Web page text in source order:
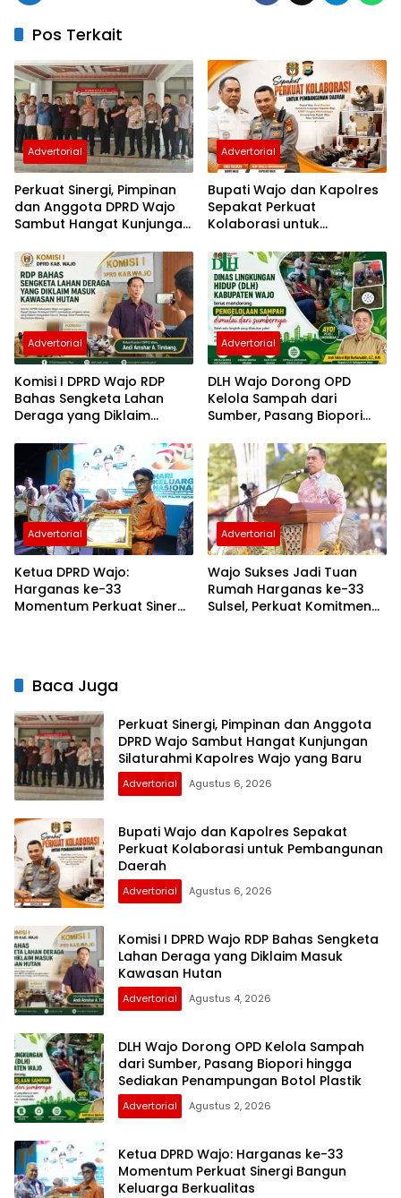
Pos Terkait
Advertorial
Perkuat Sinergi, Pimpinan
dan Anggota DPRD Wajo
Sambut Hangat Kunjungan
yang Baru
Advertorial
Bupati Wajo dan Kapolres
Sepakat Perkuat
Kolaborasi untuk
Advertorial
Komisi I DPRD Wajo RDP
Bahas Sengketa Lahan
Deraga yang Diklaim
Advertorial
DLH Wajo Dorong OPD
Kelola Sampah dari
Sumber, Pasang Biopori
Penampungan Botol
Plastik
Advertorial
Ketua DPRD Wajo:
Harganas ke-33
Momentum Perkuat Sinergi
Advertorial
Wajo Sukses Jadi Tuan
Rumah Harganas ke-33
Sulsel, Perkuat Komitmen
Baca Juga
Perkuat Sinergi, Pimpinan dan Anggota
DPRD Wajo Sambut Hangat Kunjungan
Silaturahmi Kapolres Wajo yang Baru
Advertorial Agustus 6, 2026
Bupati Wajo dan Kapolres Sepakat
Perkuat Kolaborasi untuk Pembangunan
Daerah
Advertorial Agustus 6, 2026
Komisi I DPRD Wajo RDP Bahas Sengketa
Lahan Deraga yang Diklaim Masuk
Kawasan Hutan
Advertorial Agustus 4, 2026
DLH Wajo Dorong OPD Kelola Sampah
dari Sumber, Pasang Biopori hingga
Sediakan Penampungan Botol Plastik
Advertorial Agustus 2, 2026
Ketua DPRD Wajo: Harganas ke-33
Momentum Perkuat Sinergi Bangun
Keluarga Berkualitas